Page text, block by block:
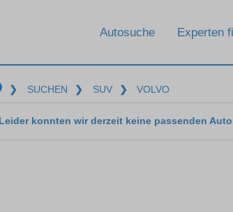
Autosuche Experten
❯ SUCHEN ❯ SUV ❯ VOLVO
Leider konnten wir derzeit keine passenden